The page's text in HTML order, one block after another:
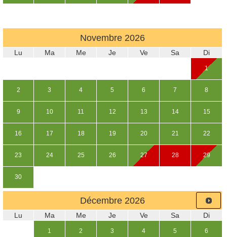
Novembre 2026
Lu Ma Me Je Ve Sa Di
1
2 3 4 5 6 7 8
9 10 11 12 13 14 15
16 17 18 19 20 21 22
23 24 25 26 27 28 29
30
Décembre 2026
Lu Ma Me Je Ve Sa Di
1 2 3 4 5 6